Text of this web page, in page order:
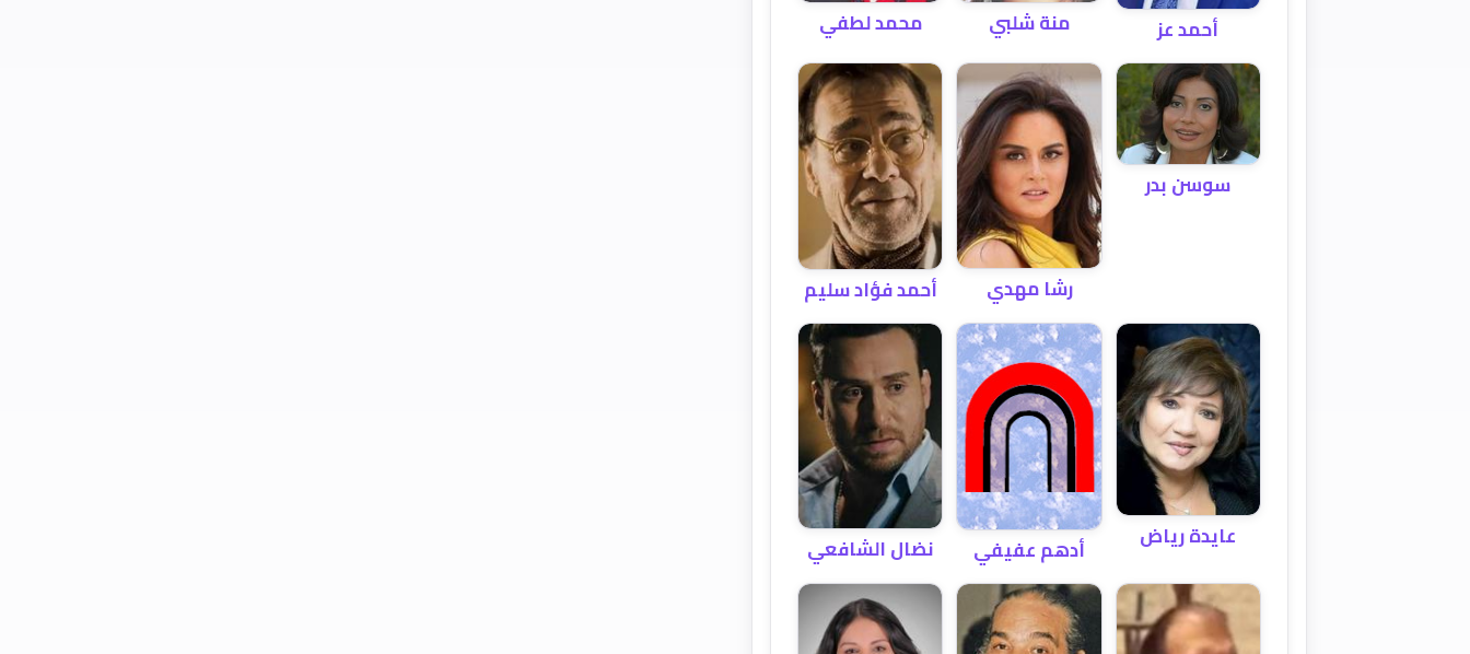
أحمد عز منة شلبي محمد لطفي
سوسن بدر
رشا مهدي أحمد فؤاد سليم
عايدة رياض أدهم عفيفي نضال الشافعي